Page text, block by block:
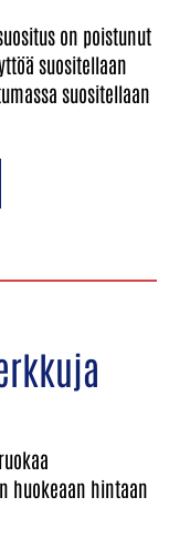
on poistunut
suositellaan
suositellaan
huokeaan hintaan